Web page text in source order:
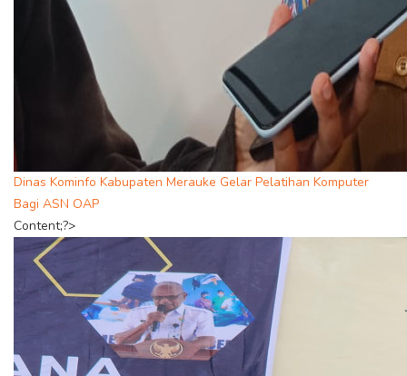
Dinas Kominfo Kabupaten Merauke Gelar Pelatihan Komputer
Bagi ASN OAP
Content;?>